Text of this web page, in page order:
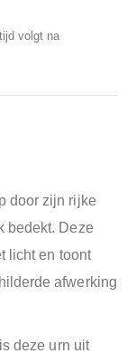
volgt na
door zijn rijke
bedekt. Deze
licht en toont
afwerking
deze urn uit